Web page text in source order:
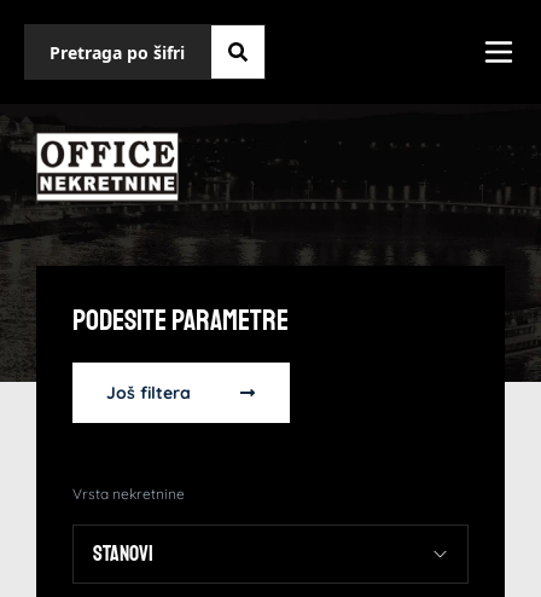
Podesite Parametre
Još filtera
Vrsta nekretnine